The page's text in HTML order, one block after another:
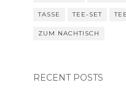
TASSE TEE-SET
ZUM NACHTISCH
RECENT POSTS